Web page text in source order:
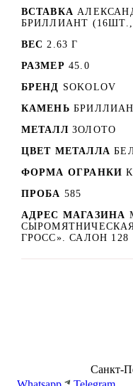
ВСТАВКА
БРИЛЛИАНТ (16ШТ.,
ВЕС 2.63 Г
РАЗМЕР 45.0
БРЕНД SOKOLOV
КАМЕНЬ
МЕТАЛЛ ЗОЛОТО
ЦВЕТ МЕТАЛЛА
ФОРМА ОГРАНКИ
ПРОБА 585
АДРЕС МАГАЗИНА
ГРОСС». САЛОН 128
Санкт-